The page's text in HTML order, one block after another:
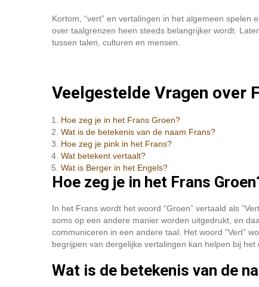
Kortom, “vert” en vertalingen in het algemeen
over taalgrenzen heen steeds belangrijker wordt.
tussen talen, culturen en mensen.
Veelgestelde Vragen over
Hoe zeg je in het Frans Groen?
Wat is de betekenis van de naam Frans?
Hoe zeg je pink in het Frans?
Wat betekent vertaalt?
Wat is Berger in het Engels?
Hoe zeg je in het Frans
In het Frans wordt het woord “Groen” vertaald als
soms op een andere manier worden uitgedrukt, en
communiceren in een andere taal. Het woord “Vert”
begrijpen van dergelijke vertalingen kan helpen bij
Wat is de betekenis van de